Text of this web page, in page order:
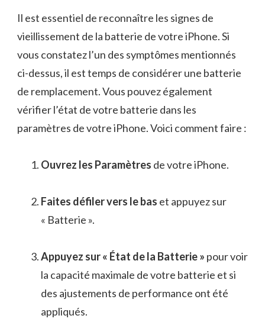
Il est essentiel de reconnaître les signes de
vieillissement de la batterie de votre iPhone. Si
vous constatez l’un des symptômes mentionnés
ci-dessus, il est temps de considérer une batterie
de remplacement. Vous pouvez également
vérifier l’état de votre batterie dans les
paramètres de votre iPhone. Voici comment faire :
Ouvrez les Paramètres de votre iPhone.
Faites défiler vers le bas et appuyez sur
« Batterie ».
Appuyez sur « État de la Batterie » pour voir
la capacité maximale de votre batterie et si
des ajustements de performance ont été
appliqués.